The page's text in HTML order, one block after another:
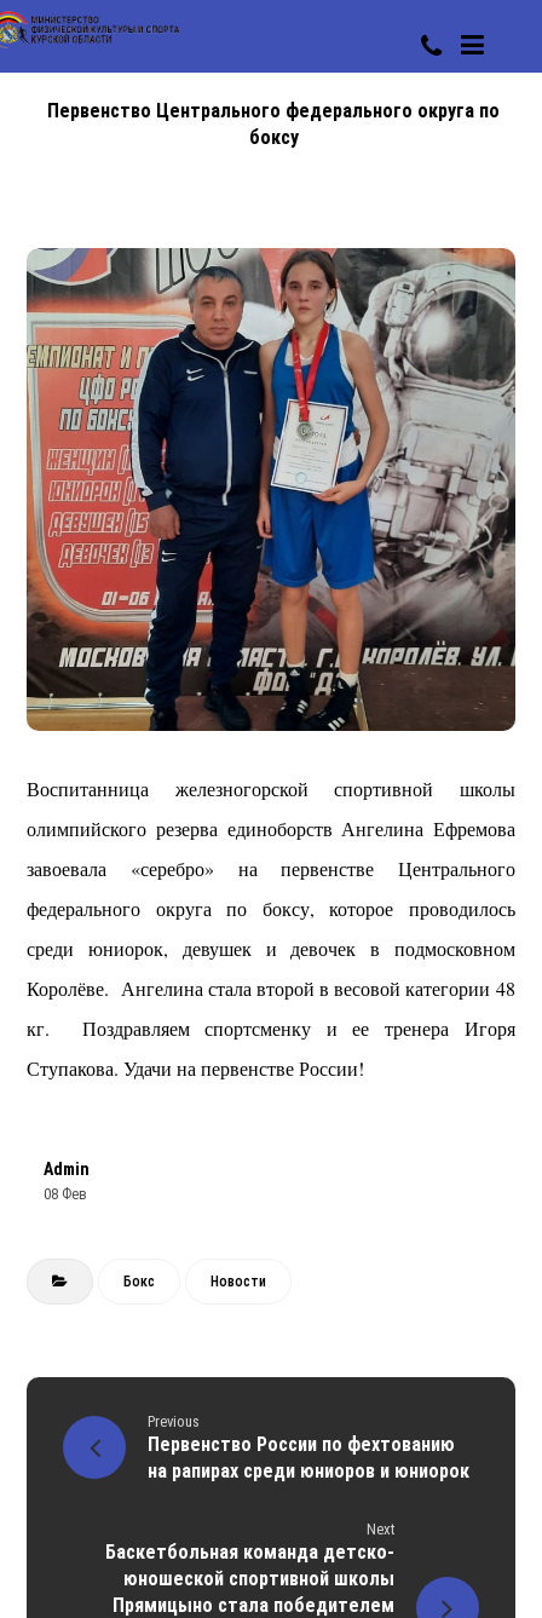
Первенство Центрального федерального округа по
боксу
Воспитанница железногорской спортивной школы
олимпийского резерва единоборств Ангелина Ефремова
завоевала «серебро» на первенстве Центрального
федерального округа по боксу, которое проводилось
среди юниорок, девушек и девочек в подмосковном
Королёве. Ангелина стала второй в весовой категории 48
кг. Поздравляем спортсменку и ее тренера Игоря
Ступакова. Удачи на первенстве России!
Admin
08 Фев
Бокс Новости
Previous
Первенство России по фехтованию
на рапирах среди юниоров и юниорок
Next
Баскетбольная команда детско-
юношеской спортивной школы
Прямицыно стала победителем